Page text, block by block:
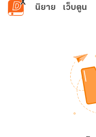
ข้ามไปยังเนื้อหาหลัก
นิยาย เว็บตูน